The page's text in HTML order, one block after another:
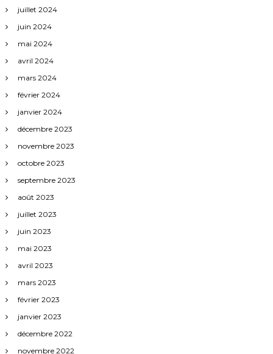
juillet 2024
juin 2024
mai 2024
avril 2024
mars 2024
février 2024
janvier 2024
décembre 2023
novembre 2023
octobre 2023
septembre 2023
août 2023
juillet 2023
juin 2023
mai 2023
avril 2023
mars 2023
février 2023
janvier 2023
décembre 2022
novembre 2022